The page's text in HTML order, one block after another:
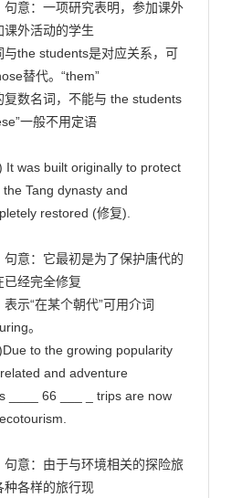
句意：一项研究表明，参加课外
外活动的学生
与the students是对应关系，可
替代。“them”
复数名词，不能与 the students
一般不用定语
It was built originally to protect
Tang dynasty and
restored (修复).
句意：它最初是为了保护唐代的
已经完全修复
示“在某个朝代”可用介词
。
to the growing popularity
and adventure
____ 66 ___ _ trips are now
句意：由于与环境相关的探险旅
种各样的旅行现